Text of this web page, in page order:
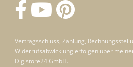
Vertragsschluss, Zahlung,
Widerrufsabwicklung erfolgen über
Digistore24 GmbH.